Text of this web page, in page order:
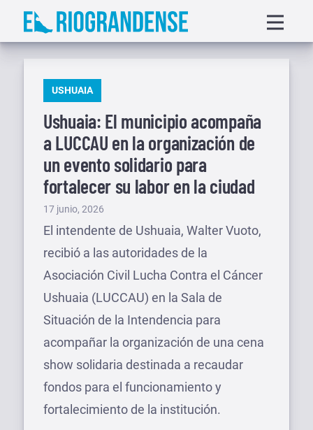
Saltar
menu
PUBLICADO
USHUAIA
Ushuaia: El municipio acompaña
a LUCCAU en la organización de
un evento solidario para
fortalecer su labor en la ciudad
Publicado
el
17 junio, 2026
El intendente de Ushuaia, Walter Vuoto,
recibió a las autoridades de la
Asociación Civil Lucha Contra el Cáncer
Ushuaia (LUCCAU) en la Sala de
Situación de la Intendencia para
acompañar la organización de una cena
show solidaria destinada a recaudar
fondos para el funcionamiento y
fortalecimiento de la institución.